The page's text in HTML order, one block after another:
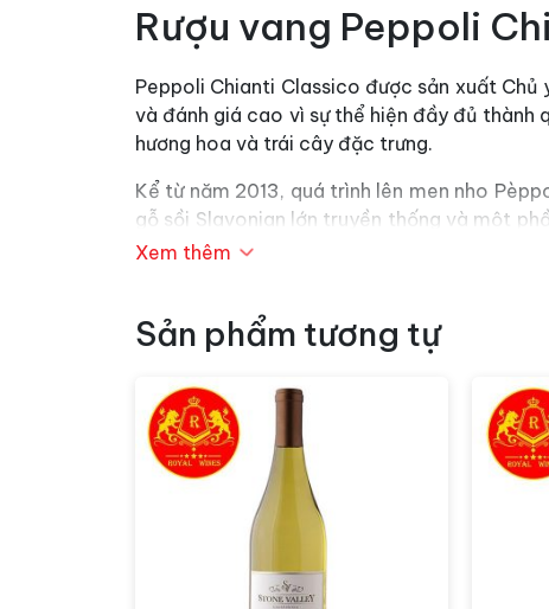
Rượu vang Peppoli
Peppoli Chianti Classico được sản xuất
và đánh giá cao vì sự thể hiện đầy đủ thành
hương hoa và trái cây đặc trưng.
Kể từ năm 2013, quá trình lên men nho
gỗ sồi Slavonian lớn truyền thống và một
của nghệ thuật làm rượu truyền thống
Xem thêm
Sản phẩm tương tự